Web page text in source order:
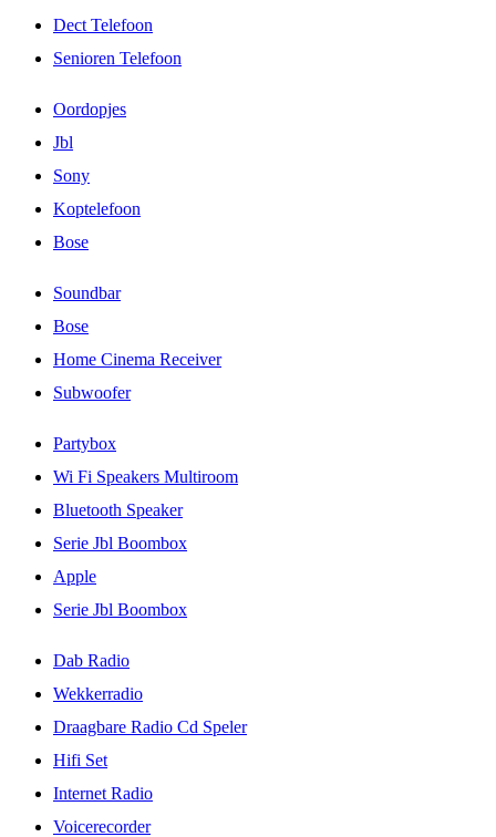
Dect Telefoon
Senioren Telefoon
Oordopjes
Jbl
Sony
Koptelefoon
Bose
Soundbar
Bose
Home Cinema Receiver
Subwoofer
Partybox
Wi Fi Speakers Multiroom
Bluetooth Speaker
Serie Jbl Boombox
Apple
Serie Jbl Boombox
Dab Radio
Wekkerradio
Draagbare Radio Cd Speler
Hifi Set
Internet Radio
Voicerecorder